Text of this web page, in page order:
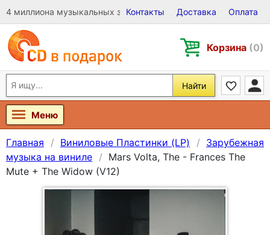
4 миллиона музыкальных записей на Виниле, CD и DVD
Контакты Доставка Оплата
Корзина (0)
Найти
Меню
Главная Виниловые Пластинки (LP)
Зарубежная
музыка на виниле
Mars Volta, The - Frances The
Mute + The Widow (V12)